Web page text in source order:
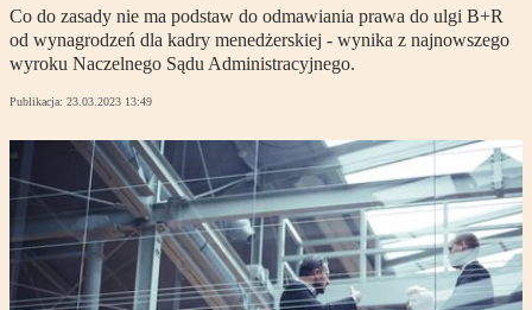
Co do zasady nie ma podstaw do odmawiania prawa do ulgi B+R
od wynagrodzeń dla kadry menedżerskiej - wynika z najnowszego
wyroku Naczelnego Sądu Administracyjnego.
Publikacja: 23.03.2023 13:49